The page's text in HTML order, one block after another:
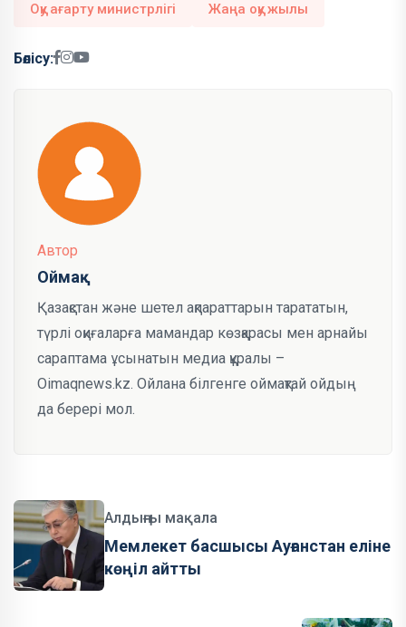
Оқу ағарту министрлігі Жаңа оқу жылы
Бөлісу:
Автор
Оймақ
Қазақстан және шетел ақпараттарын тарататын,
түрлі оқиғаларға мамандар көзқарасы мен арнайы
сараптама ұсынатын медиа құралы –
Oimaqnews.kz. Ойлана білгенге оймақтай ойдың
да берері мол.
Алдыңғы мақала
Мемлекет басшысы Ауғанстан еліне
көңіл айтты